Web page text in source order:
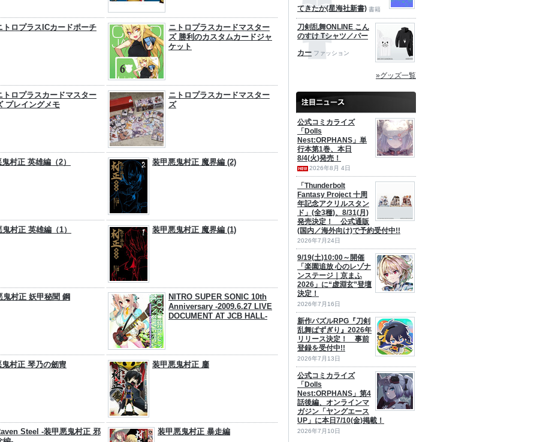
トロプラスICカードポーチ
ニトロプラスカードマスター
ズ 勝利のカスタムカードジャ
ケット
トロプラスカードマスター
プレイングメモ
ニトロプラスカードマスター
ズ
村正 英雄編（2） 装甲悪鬼村正 魔界編 (2)
村正 英雄編（1） 装甲悪鬼村正 魔界編 (1)
鬼村正 妖甲秘聞 鋼
NITRO SUPER SONIC 10th
Anniversary -2009.6.27 LIVE
DOCUMENT AT JCB HALL-
村正 琴乃の劒冑 装甲悪鬼村正 鏖
Steel -装甲悪鬼村正 邪
装甲悪鬼村正 暴走編
てきたか(星海社新書) 書籍
刀剣乱舞ONLINE こん
のすけ Tシャツ／パー
カー ファッション
»グッズ一覧
公式コミカライズ
「Dolls
Nest:ORPHANS」単
行本第1巻、本日
8/4(火)発売！
2026年8月 4日
「Thunderbolt
Fantasy Project 十周
年記念アクリルスタン
ド」(全3種)、8/31(月)
発売決定！ 公式通販
(国内／海外向け)で予約受付中!!
2026年7月24日
9/19(土)10:00～開催
「楽園追放 心のレゾナ
ンステージ｜京まふ
2026」に“虚淵玄”登壇
決定！
2026年7月16日
新作パズルRPG『刀剣
乱舞ぱずぎり』2026年
リリース決定！ 事前
登録を受付中!!
2026年7月13日
公式コミカライズ
「Dolls
Nest:ORPHANS」第4
話後編、オンラインマ
ガジン「ヤングエース
UP」に本日7/10(金)掲載！
2026年7月10日